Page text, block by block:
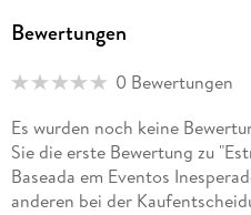
Bewertungen
0 Bewertungen
Es wurden noch keine
Sie die erste Bewertung zu
Baseada em Eventos
anderen bei der